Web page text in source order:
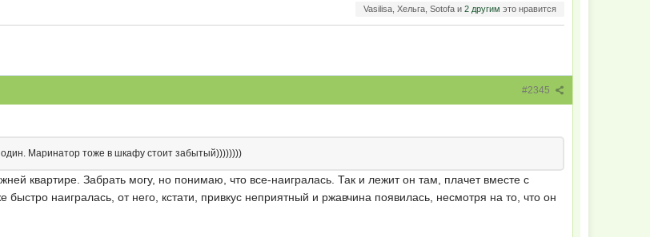
Vasilisa, Хельга, Sotofa и 2 другим это нравится
#2345
Маринатор тоже в шкафу стоит забытый))))))))
квартире. Забрать могу, но понимаю, что все-наигралась. Так и лежит он там, плачет вместе с
быстро наигралась, от него, кстати, привкус неприятный и ржавчина появилась, несмотря на то, что он